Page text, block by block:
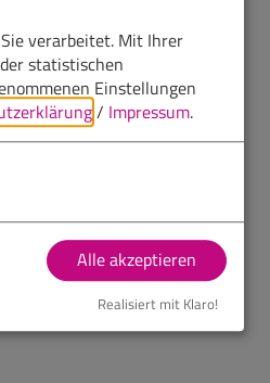
verarbeitet. Mit Ihrer
statistischen
Einstellungen
/ Impressum.
Alle akzeptieren
Realisiert mit Klaro!